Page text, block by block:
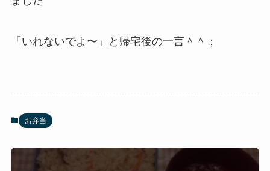
「いれないでよ〜」と帰宅後の一言＾＾；
お弁当